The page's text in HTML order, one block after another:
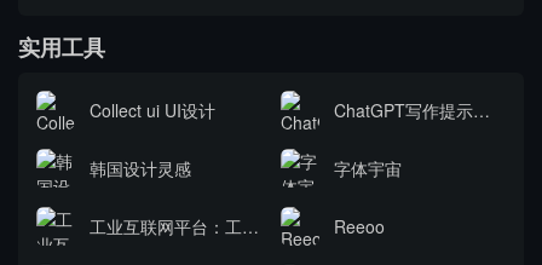
实用工具
Collect ui UI设计 ChatGPT写作提示词指令大全
韩国设计灵感 字体宇宙
工业互联网平台：工业AI发展绝佳土壤，市场空间超万亿︱未来产业调研笔记 Reeoo